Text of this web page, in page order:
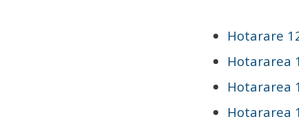
Hotarare
Hotararea
Hotararea
Hotararea